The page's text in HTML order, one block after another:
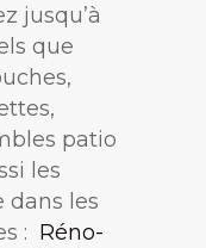
jusqu’à
que
patio
les
dans les
: Réno-